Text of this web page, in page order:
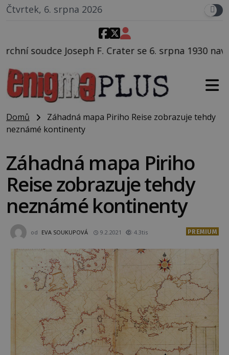
Čtvrtek, 6. srpna 2026
Crater se 6. srpna 1930 navečeří ve své
Domů
Záhadná mapa Piriho Reise zobrazuje tehdy
neznámé kontinenty
Záhadná mapa Piriho
Reise zobrazuje tehdy
neznámé kontinenty
od EVA SOUKUPOVÁ 9.2.2021 4.3tis PREMIUM